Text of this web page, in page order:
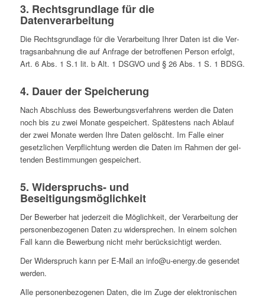
3. Rechts­grund­lage für die
Datenverarbeitung
Die Rechts­grund­lage für die Ver­ar­bei­tung Ihrer Daten ist die Ver­
trags­an­bah­nung die auf Anfrage der betrof­fe­nen Person erfolgt,
Art. 6 Abs. 1 S.1 lit. b Alt. 1 DSGVO und § 26 Abs. 1 S. 1 BDSG.
4. Dauer der Speicherung
Nach Abschluss des Bewer­bungs­ver­fah­rens werden die Daten
noch bis zu zwei Monate gespei­chert. Spä­tes­tens nach Ablauf
der zwei Monate werden Ihre Daten gelöscht. Im Falle einer
gesetz­li­chen Ver­pflich­tung werden die Daten im Rahmen der gel­
ten­den Bestim­mun­gen gespeichert.
5. Wider­spruchs- und
Beseitigungsmöglichkeit
Der Bewer­ber hat jeder­zeit die Mög­lich­keit, der Ver­ar­bei­tung der
per­so­nen­be­zo­ge­nen Daten zu wider­spre­chen. In einem solchen
Fall kann die Bewer­bung nicht mehr berück­sich­tigt werden.
Der Wider­spruch kann per E‑Mail an info@u‑energy.de gesen­det
werden.
Alle per­so­nen­be­zo­ge­nen Daten, die im Zuge der elek­tro­ni­schen